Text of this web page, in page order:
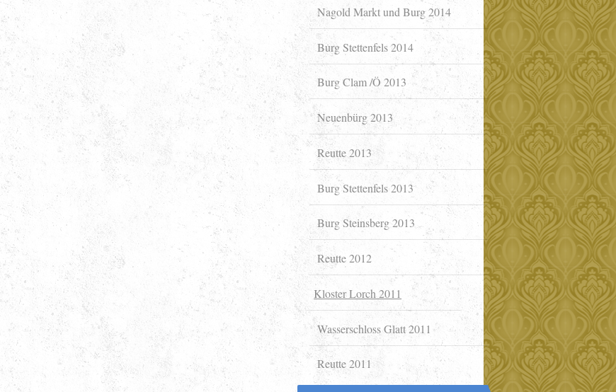
Nagold Markt und Burg 2014
Burg Stettenfels 2014
Burg Clam /Ö 2013
Neuenbürg 2013
Reutte 2013
Burg Stettenfels 2013
Burg Steinsberg 2013
Reutte 2012
Kloster Lorch 2011
Wasserschloss Glatt 2011
Reutte 2011